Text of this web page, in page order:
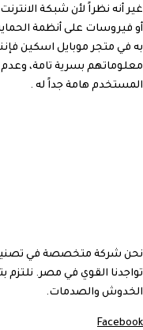
أو فيروسات على أنظمة
به في متجر موبايل اسكين
معلوماتهم بسرية تامة،
المستخدم هامة جداً له .
نحن شركة متخصصة في تصنيع
تواجدنا القوي في مصر. نلتزم
الخدوش والصدمات.
Facebook